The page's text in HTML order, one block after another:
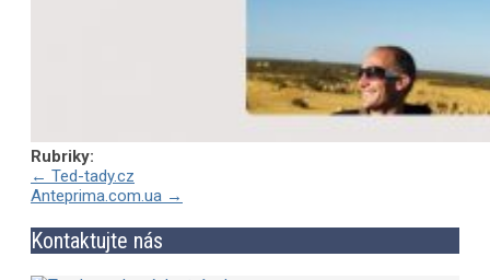
Rubriky:
Post
navigation
← Ted-tady.cz
Anteprima.com.ua →
Kontaktujte nás